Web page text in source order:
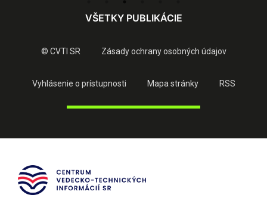
VŠETKY PUBLIKÁCIE
© CVTI SR Zásady ochrany osobných údajov
Vyhlásenie o prístupnosti Mapa stránky RSS